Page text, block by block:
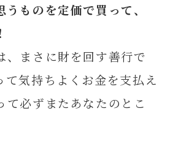
ものを定価で買って、
、まさに財を回す善行で
て気持ちよくお金を支払え
て必ずまたあなたのとこ